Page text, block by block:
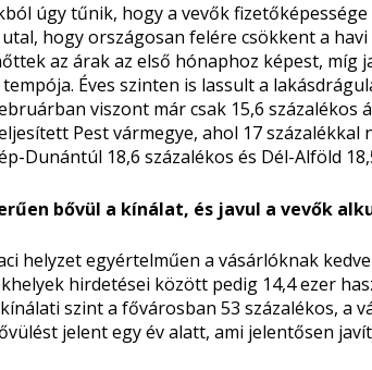
úgy tűnik, hogy a vevők
hogy országosan felére csökkent a
az árak az első hónaphoz képest, míg
Éves szinten is lassult a
viszont már csak 15,6 százalékos
Pest vármegye, ahol 17 százalékkal
Dunántúl 18,6 százalékos és Dél-Alföld
bővül a kínálat, és javul a vevők
helyzet egyértelműen a vásárlóknak
hirdetései között pedig 14,4 ezer
kínálati szint a fővárosban 53 százalékos, a
jelent egy év alatt, ami jelentősen